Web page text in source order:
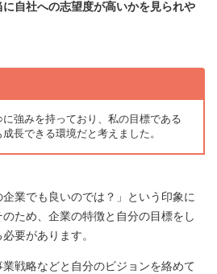
自社への志望度が高いかを見られや
強みを持っており、私の目標である
長できる環境だと考えました。
業でも良いのでは？」という印象に
ため、企業の特徴と自分の目標をし
要があります。
戦略などと自分のビジョンを絡めて